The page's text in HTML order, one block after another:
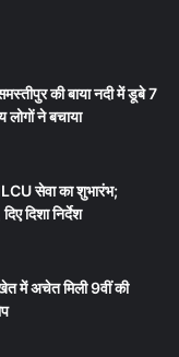
की बाया नदी में डूबे 7
लोगों ने बचाया
सेवा का शुभारंभ;
दिशा निर्देश
में अचेत मिली 9वीं की